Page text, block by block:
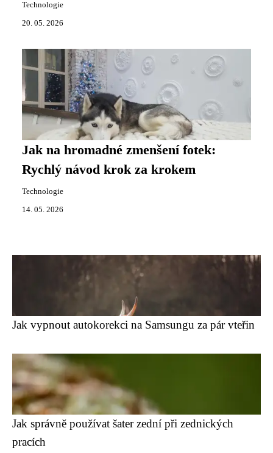
Technologie
20. 05. 2026
Jak na hromadné zmenšení fotek:
Rychlý návod krok za krokem
Technologie
14. 05. 2026
Jak vypnout autokorekci na Samsungu za pár vteřin
Jak správně používat šater zední při zednických
pracích